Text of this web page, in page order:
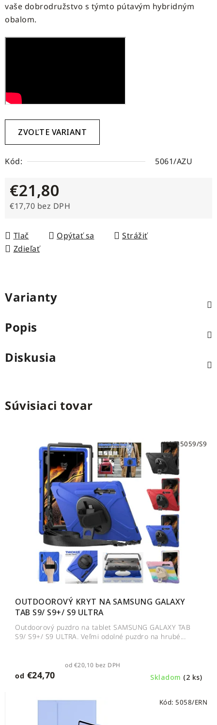
vaše dobrodružstvo s týmto pútavým hybridným
obalom.
ZVOĽTE VARIANT
Kód: 5061/AZU
€21,80
€17,70 bez DPH
Tlač
Opýtať sa
Strážiť
Zdieľať
Varianty
Popis
Diskusia
Súvisiaci tovar
OUTDOOROVÝ KRYT NA SAMSUNG GALAXY
TAB S9/ S9+/ S9 ULTRA
Skladom (2 ks)
od €20,10 bez DPH
od €24,70
Outdoorový puzdro na tablet SAMSUNG GALAXY TAB
S9/ S9+/ S9 ULTRA. Veľmi odolné puzdro na hrubé...
Kód:5059/S9
Kód: 5058/ERN